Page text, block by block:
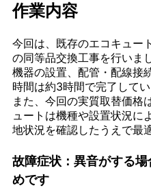
作業内容
今回は、既存のエコキュー
の同等品交換工事を行いま
機器の設置、配管・配線接
時間は約3時間で完了してい
また、今回の実質取替価
ュートは機種や設置状況に
地状況を確認したうえで最
故障症状：異音がする
めです